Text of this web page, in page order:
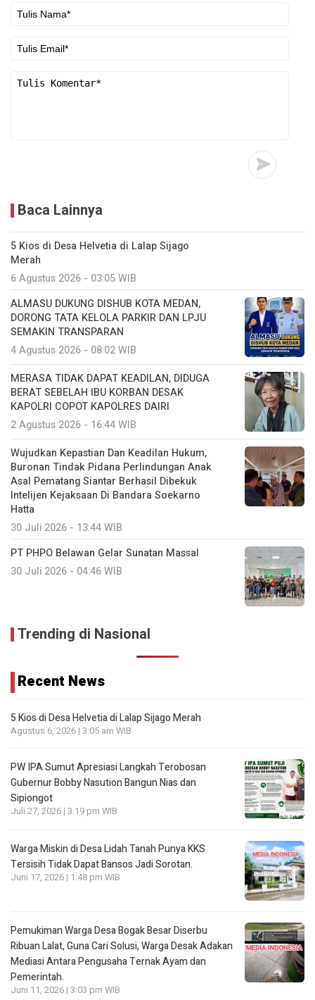
Baca Lainnya
5 Kios di Desa Helvetia di Lalap Sijago
Merah
6 Agustus 2026 - 03:05 WIB
ALMASU DUKUNG DISHUB KOTA MEDAN,
DORONG TATA KELOLA PARKIR DAN LPJU
SEMAKIN TRANSPARAN
4 Agustus 2026 - 08:02 WIB
MERASA TIDAK DAPAT KEADILAN, DIDUGA
BERAT SEBELAH IBU KORBAN DESAK
KAPOLRI COPOT KAPOLRES DAIRI
2 Agustus 2026 - 16:44 WIB
Wujudkan Kepastian Dan Keadilan Hukum,
Buronan Tindak Pidana Perlindungan Anak
Asal Pematang Siantar Berhasil Dibekuk
Intelijen Kejaksaan Di Bandara Soekarno
Hatta
30 Juli 2026 - 13:44 WIB
PT PHPO Belawan Gelar Sunatan Massal
30 Juli 2026 - 04:46 WIB
Trending di Nasional
Recent News
5 Kios di Desa Helvetia di Lalap Sijago Merah
Agustus 6, 2026 | 3:05 am WIB
PW IPA Sumut Apresiasi Langkah Terobosan
Gubernur Bobby Nasution Bangun Nias dan
Sipiongot
Juli 27, 2026 | 3:19 pm WIB
Warga Miskin di Desa Lidah Tanah Punya KKS
Tersisih Tidak Dapat Bansos Jadi Sorotan.
Juni 17, 2026 | 1:48 pm WIB
Pemukiman Warga Desa Bogak Besar Diserbu
Ribuan Lalat, Guna Cari Solusi, Warga Desak Adakan
Mediasi Antara Pengusaha Ternak Ayam dan
Pemerintah.
Juni 11, 2026 | 3:03 pm WIB